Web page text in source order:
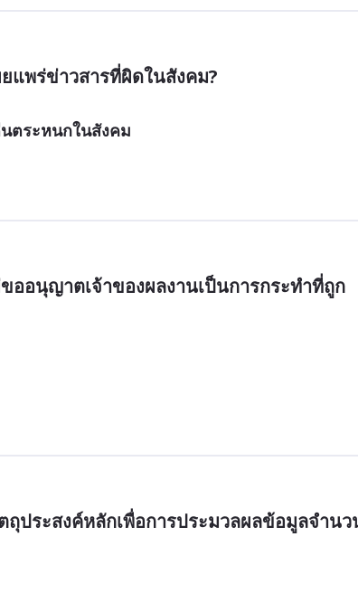
แพร่ข่าวสารที่ผิดในสังคม?
ตระหนกในสังคม
ออนุญาตเจ้าของผลงานเป็นการกระทำที่ถูก
ประสงค์หลักเพื่อการประมวลผลข้อมูลจำนว